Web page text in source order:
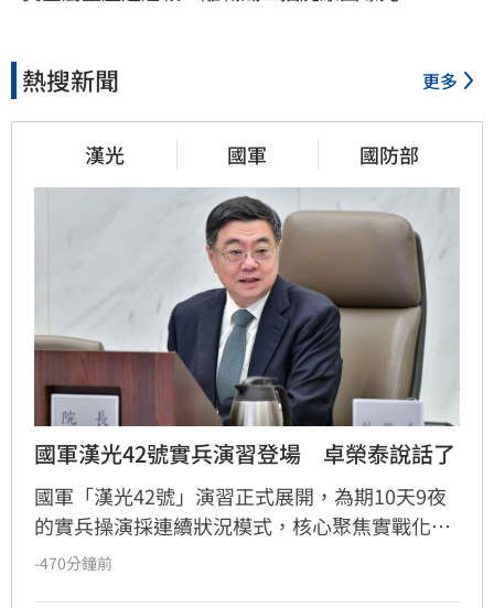
熱搜新聞 更多
漢光 國軍 國防部
國軍漢光42號實兵演習登場　卓榮泰說話了
國軍「漢光42號」演習正式展開，為期10天9夜
的實兵操演採連續狀況模式，核心聚焦實戰化訓
練，納入無人機與新式裝備，強化臨機決策及跨
-470分鐘前